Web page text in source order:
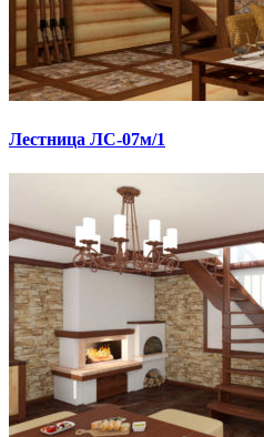
Лестница ЛС-07м/1